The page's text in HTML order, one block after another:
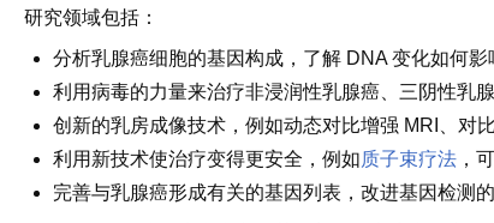
研究领域包括：
分析乳腺癌细胞的基因构成，了解 DNA 变化如何
利用病毒的力量来治疗非浸润性乳腺癌、三阴性乳
创新的乳房成像技术，例如动态对比增强 MRI、对
利用新技术使治疗变得更安全，例如质子束疗法 ，
完善与乳腺癌形成有关的基因列表，改进基因检测的